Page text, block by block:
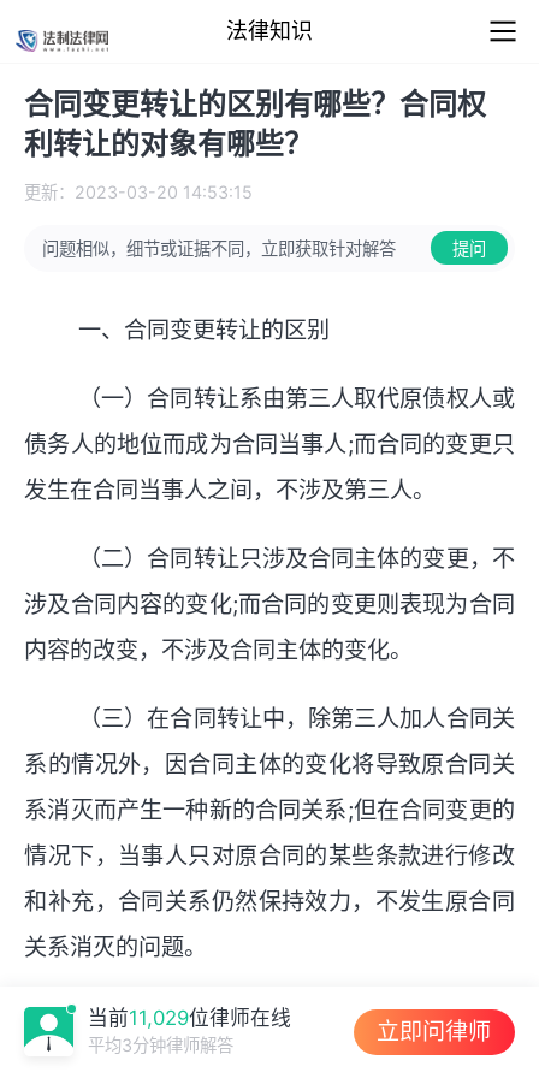
法律知识
合同变更转让的区别有哪些？合同权
利转让的对象有哪些？
更新：2023-03-20 14:53:15
问题相似，细节或证据不同，立即获取针对解答 提问
一、合同变更转让的区别
（一）合同转让系由第三人取代原债权人或
债务人的地位而成为合同当事人;而合同的变更只
发生在合同当事人之间，不涉及第三人。
（二）合同转让只涉及合同主体的变更，不
涉及合同内容的变化;而合同的变更则表现为合同
内容的改变，不涉及合同主体的变化。
（三）在合同转让中，除第三人加人合同关
系的情况外，因合同主体的变化将导致原合同关
系消灭而产生一种新的合同关系;但在合同变更的
情况下，当事人只对原合同的某些条款进行修改
和补充，合同关系仍然保持效力，不发生原合同
关系消灭的问题。
当前11,029位律师在线
平均3分钟律师解答 立即问律师